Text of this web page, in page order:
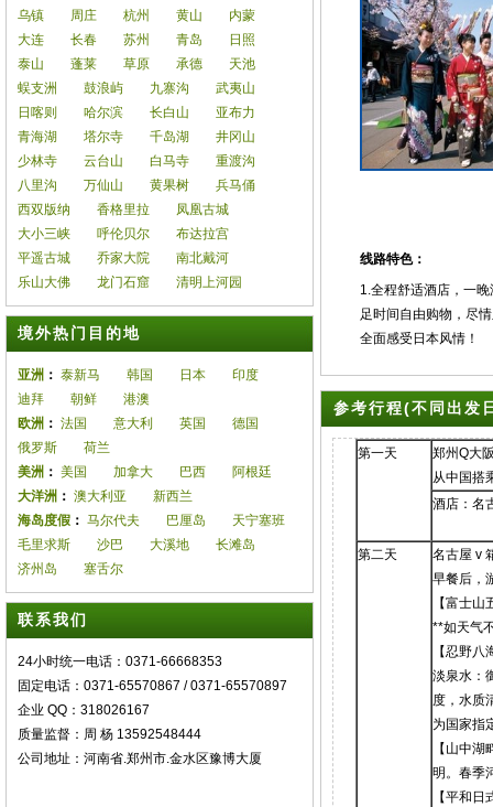
乌镇
周庄 杭州 黄山
内蒙
大连
长春 苏州 青岛
日照
泰山
蓬莱 草原 承德
天池
蜈支洲
鼓浪屿 九寨沟
武夷山
日喀则
哈尔滨 长白山
亚布力
青海湖
塔尔寺 千岛湖
井冈山
少林寺
云台山 白马寺
重渡沟
八里沟
万仙山 黄果树
兵马俑
西双版纳
香格里拉
凤凰古城
大小三峡
呼伦贝尔
布达拉宫
平遥古城
乔家大院
南北戴河
乐山大佛
龙门石窟 清明上河园
境外热门目的地
亚洲 ： 泰新马 韩国 日本
印度
迪拜
朝鲜
港澳
欧洲 ： 法国 意大利 英国
德国
俄罗斯
荷兰
美洲 ： 美国 加拿大 巴西
阿根廷
大洋洲 ： 澳大利亚
新西兰
海岛度假 ： 马尔代夫 巴厘岛
天宁塞班
毛里求斯
沙巴 大溪地
长滩岛
济州岛
塞舌尔
联系我们
24小时统一电话：0371-66668353
固定电话：0371-65570867 / 0371-65570897
企业 QQ：318026167
质量监督：周 杨 13592548444
公司地址：河南省.郑州市.金水区豫博大厦
线路特色：
1.全程舒适酒店，一
足时间自由购物，尽
全面感受日本风情！
参考行程(不同出发
第一天
郑州Q大
从中国搭
酒店：名
第二天
名古屋 v
早餐后，
【富士
**如天气
【忍野
淡泉水：
度，水质
为国家指
【山中
明。春季
【平和